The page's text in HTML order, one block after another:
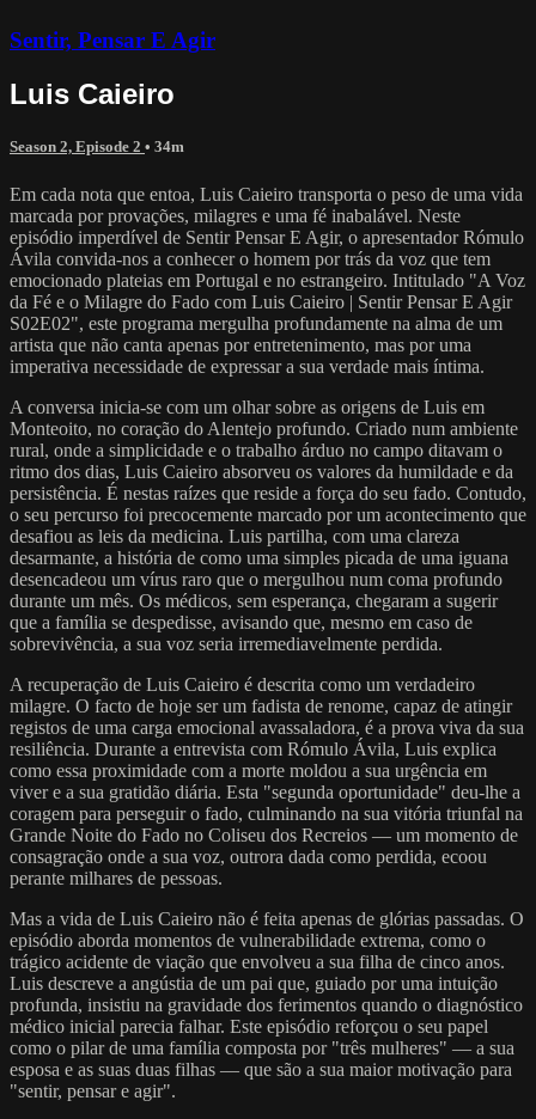
Sentir, Pensar E Agir
Luis Caieiro
Season 2, Episode 2 • 34m
Em cada nota que entoa, Luis Caieiro transporta o peso de uma vida
marcada por provações, milagres e uma fé inabalável. Neste
episódio imperdível de Sentir Pensar E Agir, o apresentador Rómulo
Ávila convida-nos a conhecer o homem por trás da voz que tem
emocionado plateias em Portugal e no estrangeiro. Intitulado "A Voz
da Fé e o Milagre do Fado com Luis Caieiro | Sentir Pensar E Agir
S02E02", este programa mergulha profundamente na alma de um
artista que não canta apenas por entretenimento, mas por uma
imperativa necessidade de expressar a sua verdade mais íntima.
A conversa inicia-se com um olhar sobre as origens de Luis em
Monteoito, no coração do Alentejo profundo. Criado num ambiente
rural, onde a simplicidade e o trabalho árduo no campo ditavam o
ritmo dos dias, Luis Caieiro absorveu os valores da humildade e da
persistência. É nestas raízes que reside a força do seu fado. Contudo,
o seu percurso foi precocemente marcado por um acontecimento que
desafiou as leis da medicina. Luis partilha, com uma clareza
desarmante, a história de como uma simples picada de uma iguana
desencadeou um vírus raro que o mergulhou num coma profundo
durante um mês. Os médicos, sem esperança, chegaram a sugerir
que a família se despedisse, avisando que, mesmo em caso de
sobrevivência, a sua voz seria irremediavelmente perdida.
A recuperação de Luis Caieiro é descrita como um verdadeiro
milagre. O facto de hoje ser um fadista de renome, capaz de atingir
registos de uma carga emocional avassaladora, é a prova viva da sua
resiliência. Durante a entrevista com Rómulo Ávila, Luis explica
como essa proximidade com a morte moldou a sua urgência em
viver e a sua gratidão diária. Esta "segunda oportunidade" deu-lhe a
coragem para perseguir o fado, culminando na sua vitória triunfal na
Grande Noite do Fado no Coliseu dos Recreios — um momento de
consagração onde a sua voz, outrora dada como perdida, ecoou
perante milhares de pessoas.
Mas a vida de Luis Caieiro não é feita apenas de glórias passadas. O
episódio aborda momentos de vulnerabilidade extrema, como o
trágico acidente de viação que envolveu a sua filha de cinco anos.
Luis descreve a angústia de um pai que, guiado por uma intuição
profunda, insistiu na gravidade dos ferimentos quando o diagnóstico
médico inicial parecia falhar. Este episódio reforçou o seu papel
como o pilar de uma família composta por "três mulheres" — a sua
esposa e as suas duas filhas — que são a sua maior motivação para
"sentir, pensar e agir".